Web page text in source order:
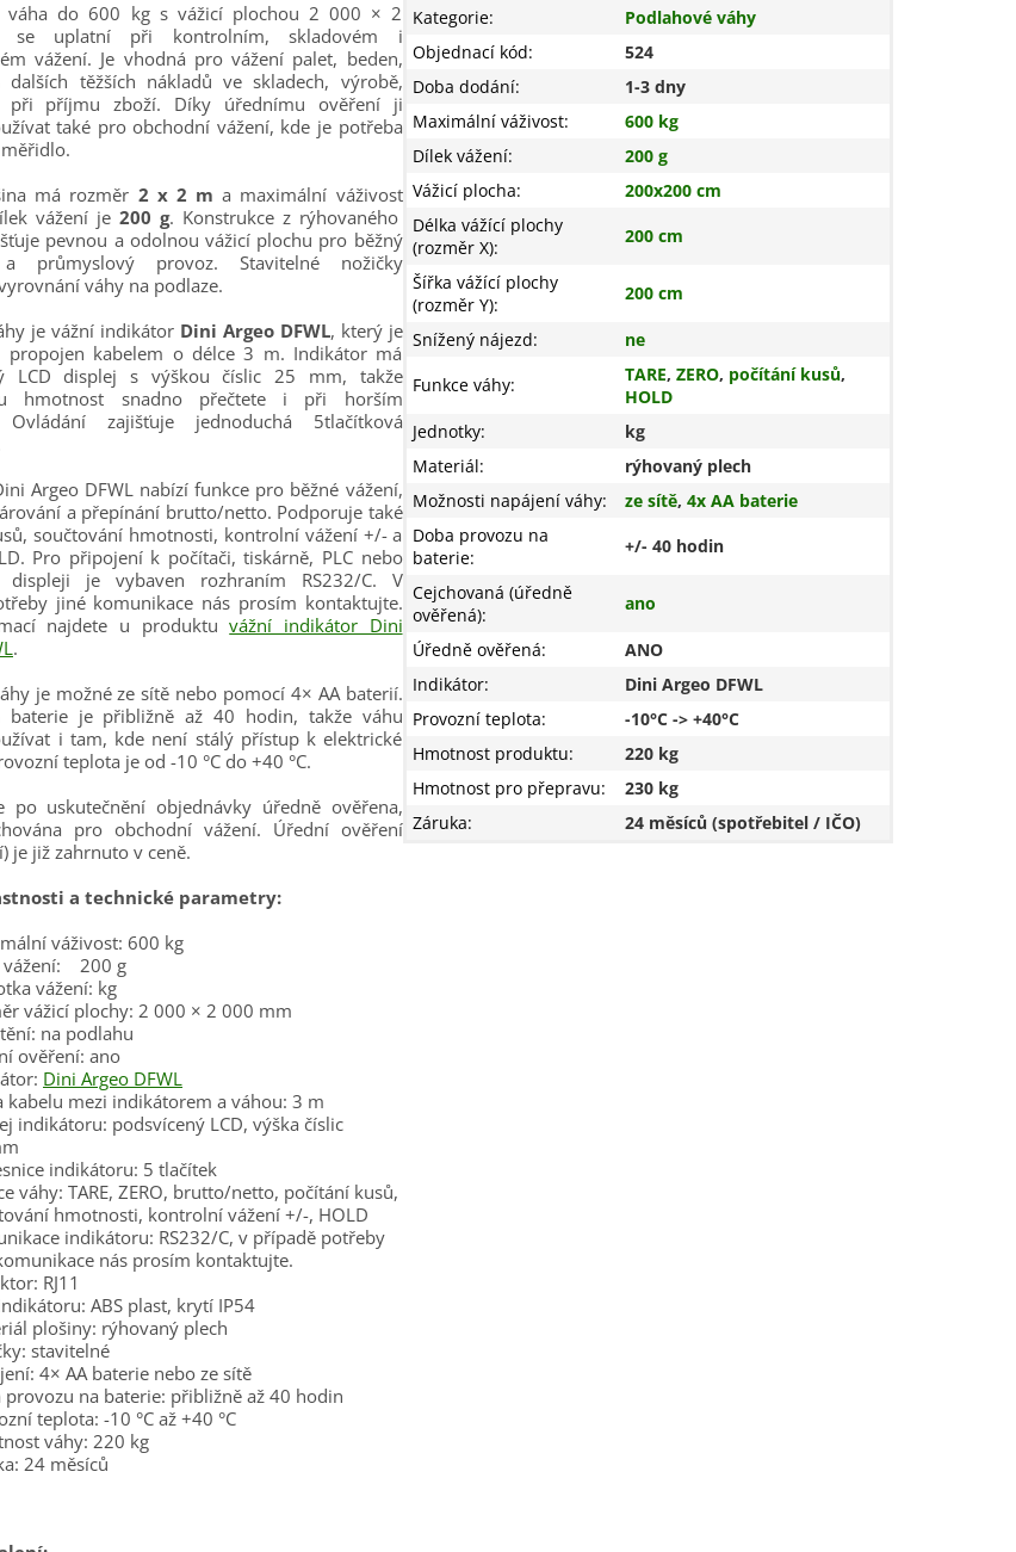
váha do 600 kg s vážicí plochou 2 000 × 2
uplatní při kontrolním, skladovém i
vážení. Je vhodná pro vážení palet, beden,
těžších nákladů ve skladech, výrobě,
při příjmu zboží. Díky úřednímu ověření ji
také pro obchodní vážení, kde je potřeba
má rozměr 2 x 2 m a maximální váživost
vážení je200 g. Konstrukce z rýhovaného
pevnou a odolnou vážicí plochu pro běžný
průmyslový provoz. Stavitelné nožičky
váhy na podlaze.
je vážní indikátor Dini Argeo DFWL, který je
propojen kabelem o délce 3 m. Indikátor má
LCD displej s výškou číslic 25 mm, takže
hmotnost snadno přečtete i při horším
Ovládání zajišťuje jednoduchá 5tlačítková
Argeo DFWL nabízí funkce pro běžné vážení,
a přepínání brutto/netto. Podporuje také
součtování hmotnosti, kontrolní vážení +/- a
Pro připojení k počítači, tiskárně, PLC nebo
displeji je vybaven rozhraním RS232/C. V
jiné komunikace nás prosím kontaktujte.
najdete u produktuvážní indikátor Dini
.
je možné ze sítě nebo pomocí 4× AA baterií.
baterie je přibližně až 40 hodin, takže váhu
i tam, kde není stálý přístup k elektrické
teplota je od -10 °C do +40 °C.
po uskutečnění objednávky úředně ověřena,
pro obchodní vážení. Úřední ověření
je již zahrnuto v ceně.
a technické parametry:
váživost: 600 kg
vážení: 200 g
vážení: kg
vážicí plochy: 2 000 × 2 000 mm
na podlahu
ověření: ano
Dini Argeo DFWL
kabelu mezi indikátorem a váhou: 3 m
indikátoru: podsvícený LCD, výška číslic
indikátoru: 5 tlačítek
váhy: TARE, ZERO, brutto/netto, počítání kusů,
hmotnosti, kontrolní vážení +/-, HOLD
indikátoru: RS232/C, v případě potřeby
nás prosím kontaktujte.
RJ11
ABS plast, krytí IP54
plošiny: rýhovaný plech
stavitelné
4× AA baterie nebo ze sítě
provozu na baterie: přibližně až 40 hodin
teplota: -10 °C až +40 °C
váhy: 220 kg
24 měsíců
Kategorie:
Podlahové váhy
Objednací kód:
524
Doba dodání:
1-3 dny
Maximální váživost:
600 kg
Dílek vážení:
200 g
Vážicí plocha:
200x200 cm
Délka vážící plochy
(rozměr X):
200 cm
Šířka vážící plochy
(rozměr Y):
200 cm
Snížený nájezd:
ne
Funkce váhy: TARE, ZERO, počítání kusů,
HOLD
Jednotky:
kg
Materiál:
rýhovaný plech
Možnosti napájení váhy: ze sítě, 4x AA baterie
Doba provozu na
baterie:
+/- 40 hodin
Cejchovaná (úředně
ověřená):
ano
Úředně ověřená:
ANO
Indikátor:
Dini Argeo DFWL
Provozní teplota:
-10°C -> +40°C
Hmotnost produktu:
220 kg
Hmotnost pro přepravu:
230 kg
Záruka: 24 měsíců (spotřebitel / IČO)